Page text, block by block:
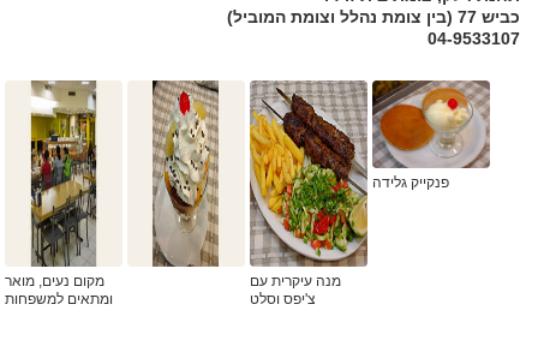
כביש 77 (בין צומת נהלל וצומת המוביל)
04-9533107
פנקייק גלידה
מנה עיקרית עם
צ'יפס וסלט
מקום נעים, מואר
ומתאים למשפחות